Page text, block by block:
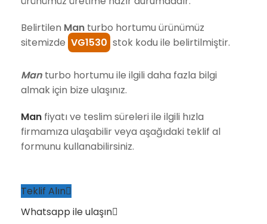
Belirtilen Man turbo hortumu ürünümüz
sitemizde VG1530 stok kodu ile belirtilmiştir.
Man turbo hortumu ile ilgili daha fazla bilgi
almak için bize ulaşınız.
Man fiyatı ve teslim süreleri ile ilgili hızla
firmamıza ulaşabilir veya aşağıdaki teklif al
formunu kullanabilirsiniz.
Teklif Alın
Whatsapp ile ulaşın